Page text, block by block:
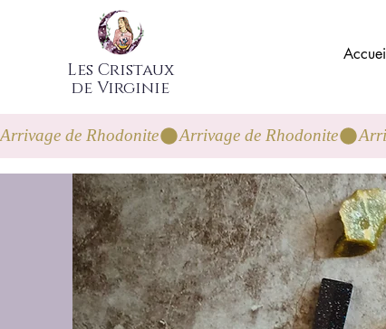
Les Cristaux
de Virginie
Accueil
Arrivage de Rhodonite